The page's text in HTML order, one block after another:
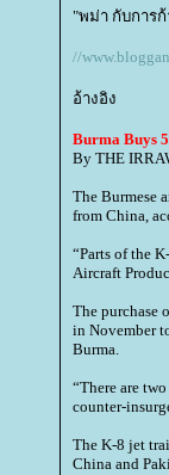
"พม่า กับการ
//
อ้างอิง
Burma Buys
By THE
The Burmese
from China,
“Parts of the
Aircraft
The purchase
in November
Burma.
“There are
counter-
The K-8 jet
China and